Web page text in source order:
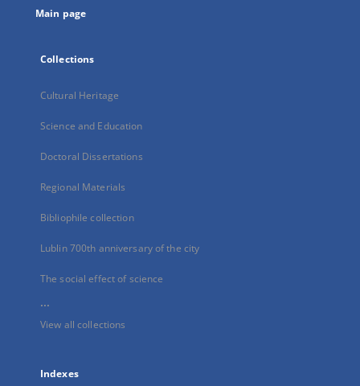
Main page
Collections
Cultural Heritage
Science and Education
Doctoral Dissertations
Regional Materials
Bibliophile collection
Lublin 700th anniversary of the city
The social effect of science
...
View all collections
Indexes